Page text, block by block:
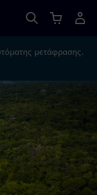
μετάφρασης.